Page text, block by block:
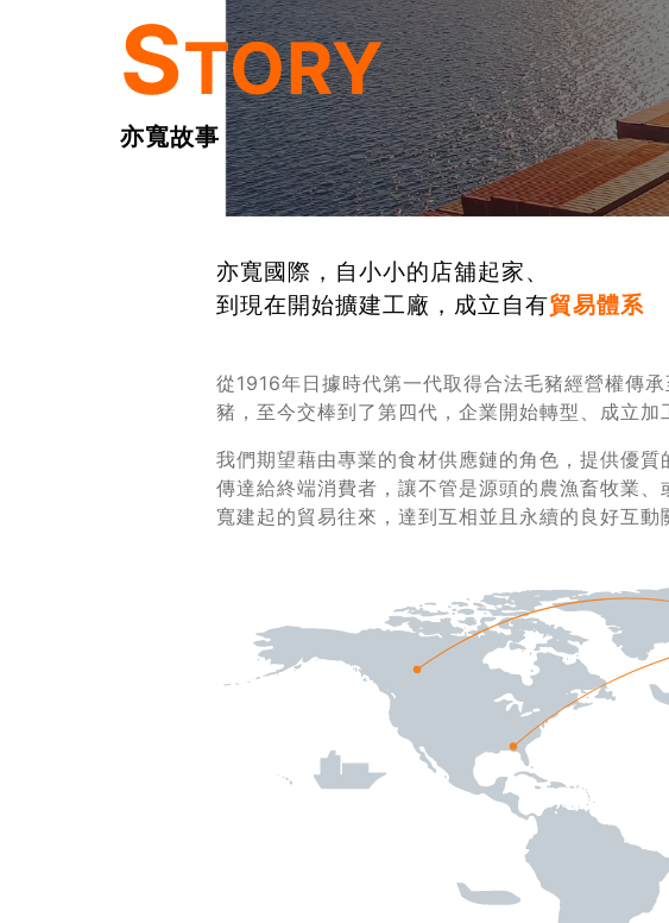
STORY
亦寬故事
亦寬國際，自小小的店舖起家、
到現在開始擴建工廠，成立自有貿易體系
從1916年日據時代第一代取得合法毛豬經營權傳
豬，至今交棒到了第四代，企業開始轉型、成立
我們期望藉由專業的食材供應鏈的角色，提供優
傳達給終端消費者，讓不管是源頭的農漁畜牧業
寬建起的貿易往來，達到互相並且永續的良好互動